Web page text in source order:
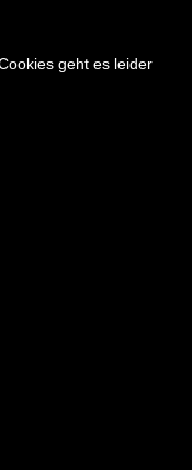
geht es leider